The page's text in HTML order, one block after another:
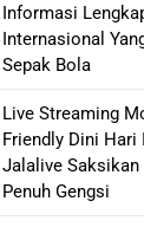
Informasi
Internasional
Sepak Bola
Live Streaming
Friendly Dini Hari
Jalalive Saksikan
Penuh Gengsi